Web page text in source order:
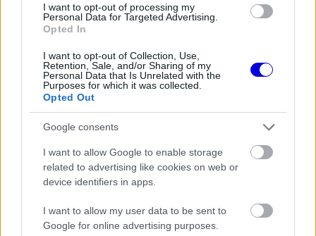
I want to opt-out of processing my
Personal Data for Targeted Advertising.
Opted In
I want to opt-out of Collection, Use,
Retention, Sale, and/or Sharing of my
Personal Data that Is Unrelated with the
Purposes for which it was collected.
Opted Out
Google consents
I want to allow Google to enable storage
related to advertising like cookies on web or
device identifiers in apps.
I want to allow my user data to be sent to
Google for online advertising purposes.
Video
Player
is
modal
window.
A vasárnapi futamra már némileg barátságosabb
arcát mutathatja az időjárás. A nagydíj napján
huszonhét fokos csúcshőmérsékletre és enyhén
valószínűsége ekkor huszonöt százalékra